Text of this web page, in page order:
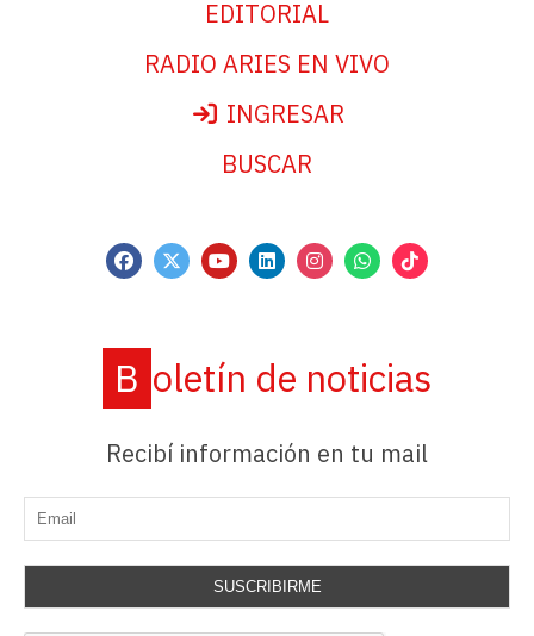
EDITORIAL
RADIO ARIES EN VIVO
INGRESAR
BUSCAR
Boletín de noticias
Recibí información en tu mail
SUSCRIBIRME